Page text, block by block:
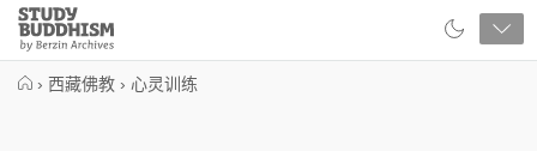
Close
Study
Buddhism
› 西藏佛教 › 心灵训练